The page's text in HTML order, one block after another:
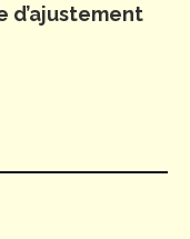
d’ajustement